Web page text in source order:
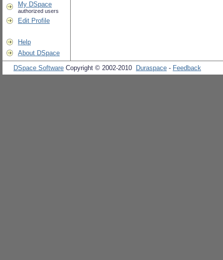
My DSpace
authorized users
Edit Profile
Help
About DSpace
DSpace Software Copyright © 2002-2010 Duraspace - Feedback